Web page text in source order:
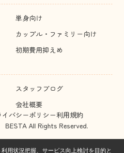
単身向け
カップル・ファミリー向け
初期費用抑えめ
スタッフブログ
会社概要
バシーポリシー利用規約
All Rights Reserved.
用状況把握、サービス向上検討を目的と